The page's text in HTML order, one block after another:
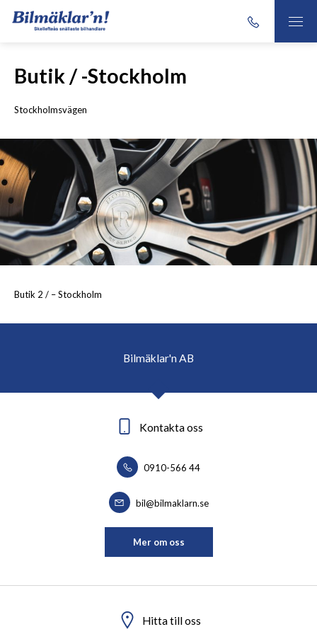
Butik / -Stockholm
Stockholmsvägen
Butik 2 / – Stockholm
Bilmäklar'n AB
Kontakta oss
0910-566 44
bil@bilmaklarn.se
Mer om oss
Hitta till oss